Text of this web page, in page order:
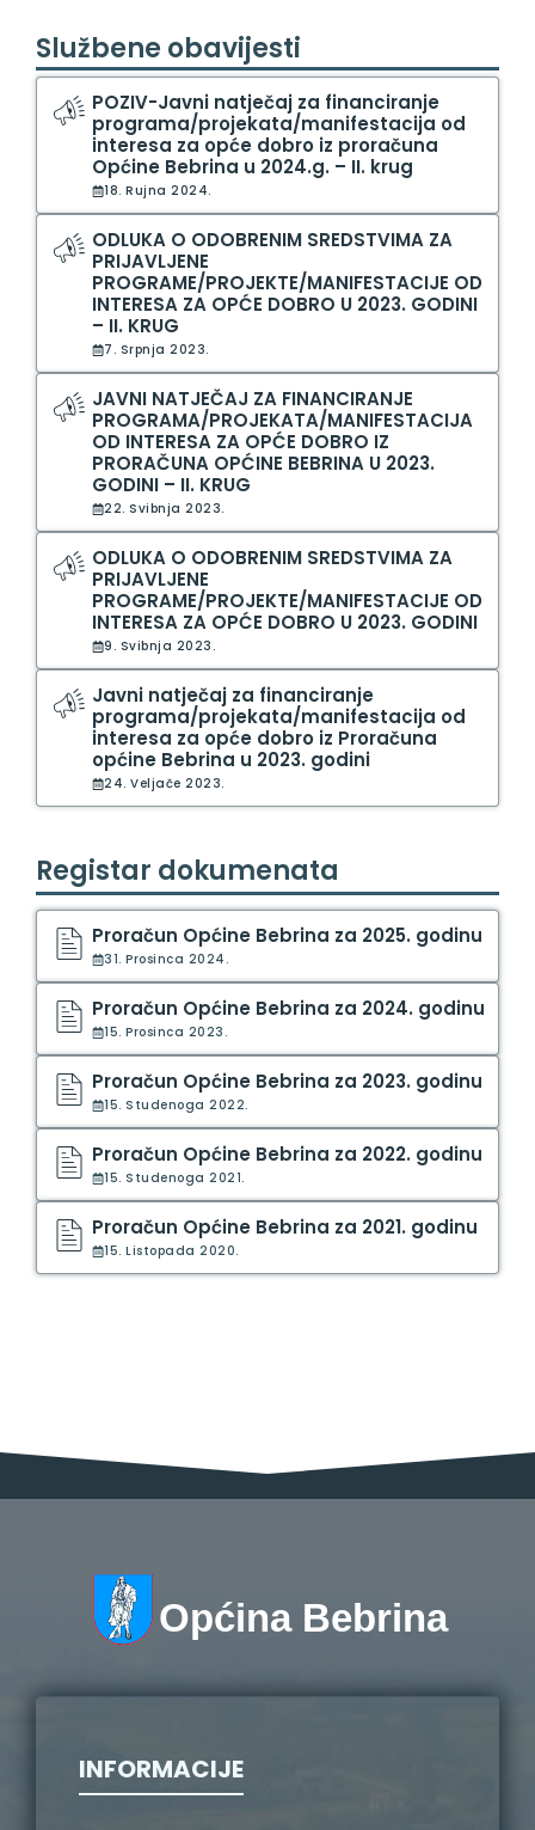
Službene obavijesti
POZIV-Javni natječaj za financiranje
programa/projekata/manifestacija od
interesa za opće dobro iz proračuna
Općine Bebrina u 2024.g. – II. krug
18. Rujna 2024.
ODLUKA O ODOBRENIM SREDSTVIMA ZA
PRIJAVLJENE
PROGRAME/PROJEKTE/MANIFESTACIJE OD
INTERESA ZA OPĆE DOBRO U 2023. GODINI
– II. KRUG
7. Srpnja 2023.
JAVNI NATJEČAJ ZA FINANCIRANJE
PROGRAMA/PROJEKATA/MANIFESTACIJA
OD INTERESA ZA OPĆE DOBRO IZ
PRORAČUNA OPĆINE BEBRINA U 2023.
GODINI – II. KRUG
22. Svibnja 2023.
ODLUKA O ODOBRENIM SREDSTVIMA ZA
PRIJAVLJENE
PROGRAME/PROJEKTE/MANIFESTACIJE OD
INTERESA ZA OPĆE DOBRO U 2023. GODINI
9. Svibnja 2023.
Javni natječaj za financiranje
programa/projekata/manifestacija od
interesa za opće dobro iz Proračuna
općine Bebrina u 2023. godini
24. Veljače 2023.
Registar dokumenata
Proračun Općine Bebrina za 2025. godinu
31. Prosinca 2024.
Proračun Općine Bebrina za 2024. godinu
15. Prosinca 2023.
Proračun Općine Bebrina za 2023. godinu
15. Studenoga 2022.
Proračun Općine Bebrina za 2022. godinu
15. Studenoga 2021.
Proračun Općine Bebrina za 2021. godinu
15. Listopada 2020.
Općina Bebrina
INFORMACIJE